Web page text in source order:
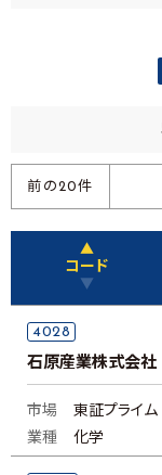
前の20件
▲
コード
▼
4028
石原産業株式会社
市場
東証プライム
業種
化学